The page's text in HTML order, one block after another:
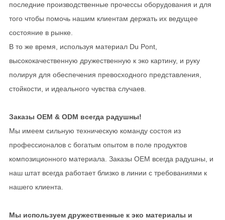
последние производственные прочессы оборудования и для
того чтобы помочь нашим клиентам держать их ведущее
состояние в рынке.
В то же время, используя материал Du Pont,
высококачественную дружественную к эко картину, и руку
полируя для обеспечения превосходного представления,
стойкости, и идеального чувства случаев.
Заказы OEM & ODM всегда радушны!
Мы имеем сильную техническую команду состоя из
профессионалов с богатым опытом в поле продуктов
композиционного материала. Заказы OEM всегда радушны, и
наш штат всегда работает близко в линии с требованиями к
нашего клиента.
Мы используем дружественные к эко материалы и